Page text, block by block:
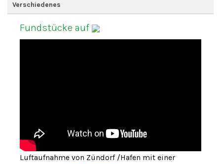
Verschiedenes
Fundstücke auf
Luftaufnahme von Zündorf /Hafen mit einer